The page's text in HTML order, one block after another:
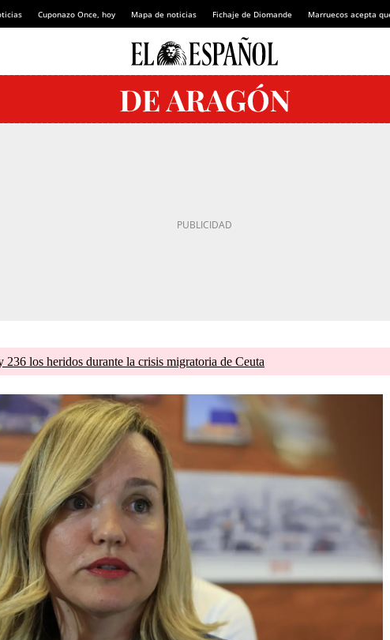
Cuponazo Once, hoy Mapa de noticias Fichaje de Diomande Marruecos acepta
236 los heridos durante la crisis migratoria de Ceuta